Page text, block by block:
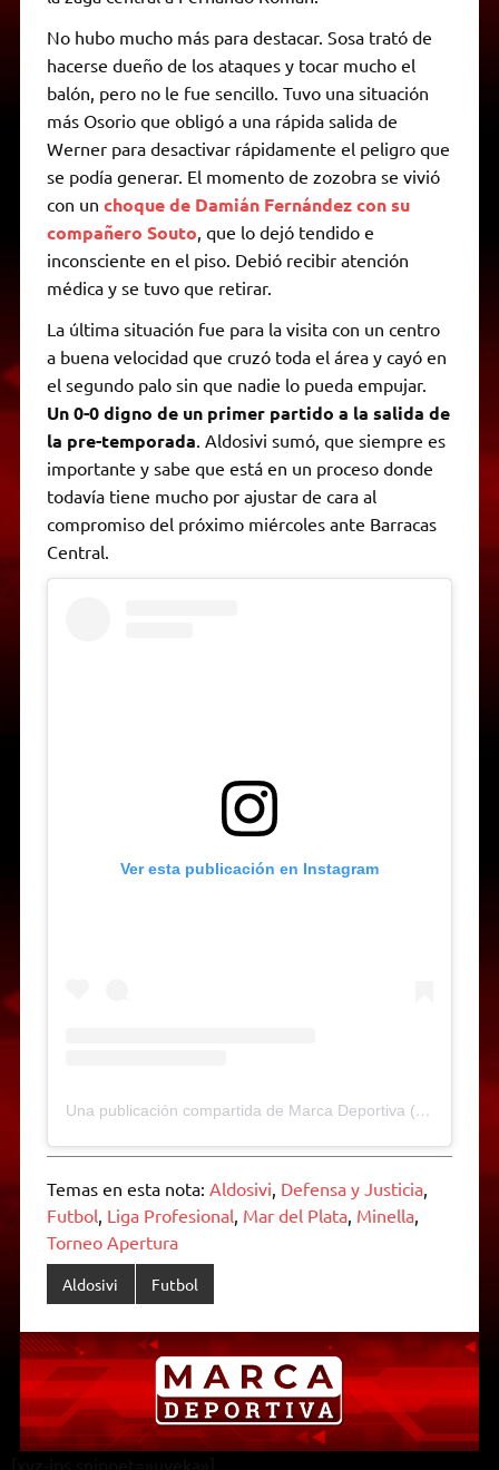
No hubo mucho más para destacar. Sosa trató de
hacerse dueño de los ataques y tocar mucho el
balón, pero no le fue sencillo. Tuvo una situación
más Osorio que obligó a una rápida salida de
Werner para desactivar rápidamente el peligro que
se podía generar. El momento de zozobra se vivió
con un choque de Damián Fernández con su
compañero Souto , que lo dejó tendido e
inconsciente en el piso. Debió recibir atención
médica y se tuvo que retirar.
La última situación fue para la visita con un centro
a buena velocidad que cruzó toda el área y cayó en
el segundo palo sin que nadie lo pueda empujar.
Un 0-0 digno de un primer partido a la salida de
la pre-temporada . Aldosivi sumó, que siempre es
importante y sabe que está en un proceso donde
todavía tiene mucho por ajustar de cara al
compromiso del próximo miércoles ante Barracas
Central.
Ver esta publicación en Instagram
Una publicación compartida de Marca Deportiva (@marcadeportivamdp)
Temas en esta nota: Aldosivi, Defensa y Justicia,
Futbol, Liga Profesional, Mar del Plata, Minella,
Torneo Apertura
Aldosivi Futbol